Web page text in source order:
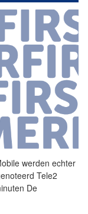
werden echter
Tele2
De